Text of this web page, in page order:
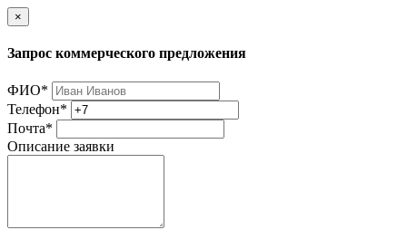
×
Запрос коммерческого предложения
ФИО*
Телефон*
Почта*
Описание заявки